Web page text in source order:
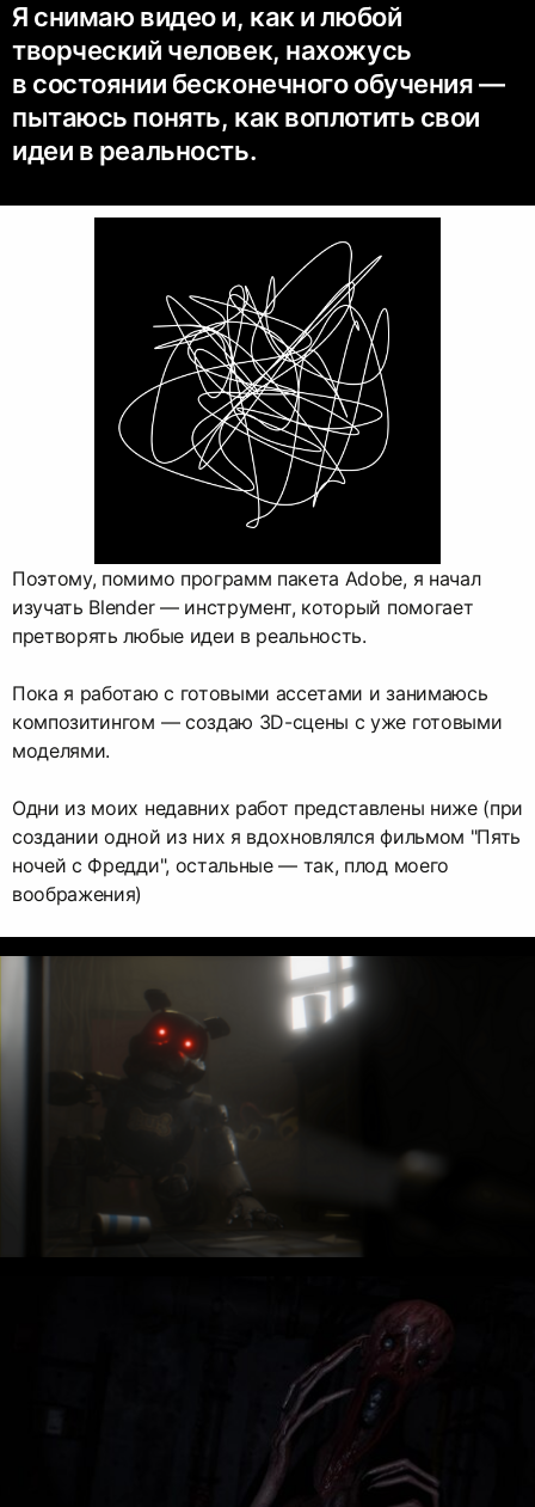
Я снимаю видео и, как и любой
творческий человек, нахожусь
в состоянии бесконечного обучения —
пытаюсь понять, как воплотить свои
идеи в реальность.
Поэтому, помимо программ пакета Adobe, я начал
изучать Blender — инструмент, который помогает
претворять любые идеи в реальность.
Пока я работаю с готовыми ассетами и занимаюсь
композитингом — создаю 3D-сцены с уже готовыми
моделями.
Одни из моих недавних работ представлены ниже (при
создании одной из них я вдохновлялся фильмом "Пять
ночей с Фредди", остальные — так, плод моего
воображения)